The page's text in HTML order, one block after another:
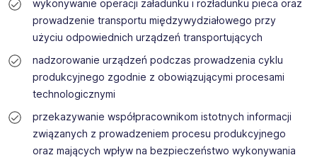
doświadczeniem.
Rekrutujemy pracowników na wszystkie poziomy
specjalistyczne i menedżerskie dla firm w Polsce,
Niemczech i innych krajach Europy. Niezależnie od tego,
czy szukasz pierwszej pracy, kolejnego kroku w karierze,
nasze wsparcie.
Wierzymy, że sukces organizacji zaczyna się od ludzi,
dlatego stawiamy na partnerskie relacje, profesjonalne
wykonywanie operacji załadunku i rozładunku pieca oraz
prowadzenie transportu międzywydziałowego przy
użyciu odpowiednich urządzeń transportujących
nadzorowanie urządzeń podczas prowadzenia cyklu
produkcyjnego zgodnie z obowiązującymi procesami
technologicznymi
przekazywanie współpracownikom istotnych informacji
związanych z prowadzeniem procesu produkcyjnego
oraz mających wpływ na bezpieczeństwo wykonywania